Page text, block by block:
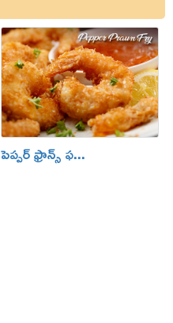
పెప్పర్ ఫ్రాన్స్ ఫ...